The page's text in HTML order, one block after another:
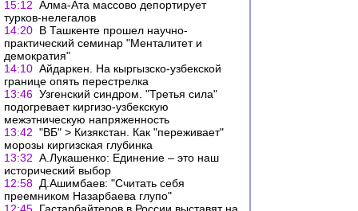
15:12 Алма-Ата массово депортирует
турков-нелегалов
14:20 В Ташкенте прошел научно-
практический семинар "Менталитет и
демократия"
14:10 Айдаркен. На кыргызско-узбекской
границе опять перестрелка
13:46 Узгенский синдром. "Третья сила"
подогревает киргизо-узбекскую
межэтническую напряженность
13:42 "ВБ" > Кизякстан. Как "переживает"
морозы киргизская глубинка
13:32 А.Лукашенко: Единение – это наш
исторический выбор
12:58 Д.Ашимбаев: "Считать себя
преемником Назарбаева глупо"